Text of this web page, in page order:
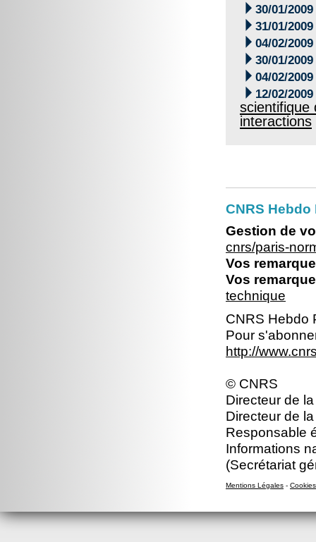
 30/01/2009
 31/01/2009
 04/02/2009
 30/01/2009
 04/02/2009
 12/02/2009
scientifique
interactions
CNRS
Gestion de
cnrs/paris-
Vos
Vos
technique
CNRS Hebdo
Pour
http://
© CNRS
Directeur de
Directeur de
Responsable
Informations
(Secrétariat
Mentions Légales - Cookies